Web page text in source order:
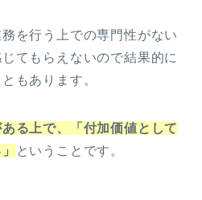
を行う上での専門性がない
てもらえないので結果的に
もあります。
る上で、「付加価値として
ということです。